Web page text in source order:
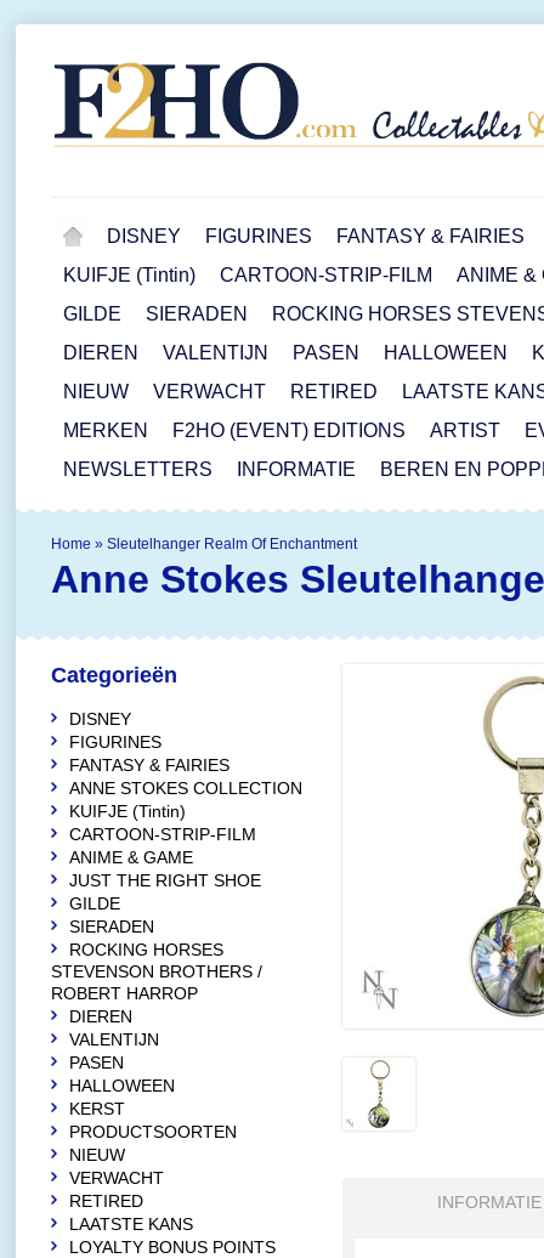
DISNEY FIGURINES
FANTASY & FAIRIES
KUIFJE (Tintin)
CARTOON-STRIP-FILM
ANIME &
GILDE
SIERADEN
ROCKING HORSES
DIEREN
VALENTIJN PASEN HALLOWEEN
NIEUW
VERWACHT RETIRED
LAATSTE
MERKEN
F2HO (EVENT) EDITIONS ARTIST
NEWSLETTERS
INFORMATIE BEREN EN
Home » Sleutelhanger Realm Of Enchantment
Anne Stokes
INFORMATIE
Categorieën
DISNEY
FIGURINES
FANTASY & FAIRIES
ANNE STOKES COLLECTION
KUIFJE (Tintin)
CARTOON-STRIP-FILM
ANIME & GAME
JUST THE RIGHT SHOE
GILDE
SIERADEN
ROCKING HORSES
STEVENSON BROTHERS /
ROBERT HARROP
DIEREN
VALENTIJN
PASEN
HALLOWEEN
KERST
PRODUCTSOORTEN
NIEUW
VERWACHT
RETIRED
LAATSTE KANS
LOYALTY BONUS POINTS